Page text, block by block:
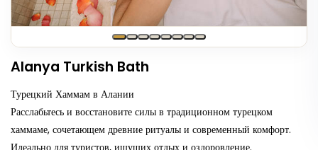
Alanya Turkish Bath
Турецкий Хаммам в Алании
Расслабьтесь и восстановите силы в традиционном турецком
хаммаме, сочетающем древние ритуалы и современный комфорт.